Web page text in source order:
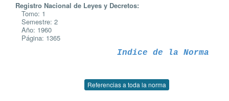
Registro Nacional de Leyes y Decretos:
Tomo: 1
Semestre: 2
Año: 1960
Página: 1365
Indice de la Norma
Referencias a toda la norma